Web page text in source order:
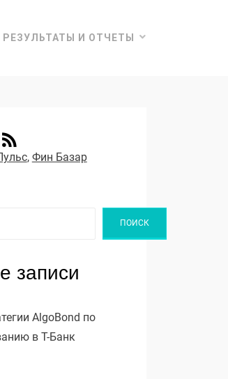
РЕЗУЛЬТАТЫ И ОТЧЕТЫ
, Фин Базар
ПОИСК
записи
AlgoBond по
в Т-Банк